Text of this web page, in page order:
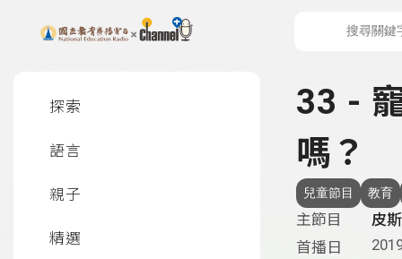
上方功能區塊
探索
語言
親子
精選
33 -
嗎？
兒童節目 教育
主節目
皮
首播日